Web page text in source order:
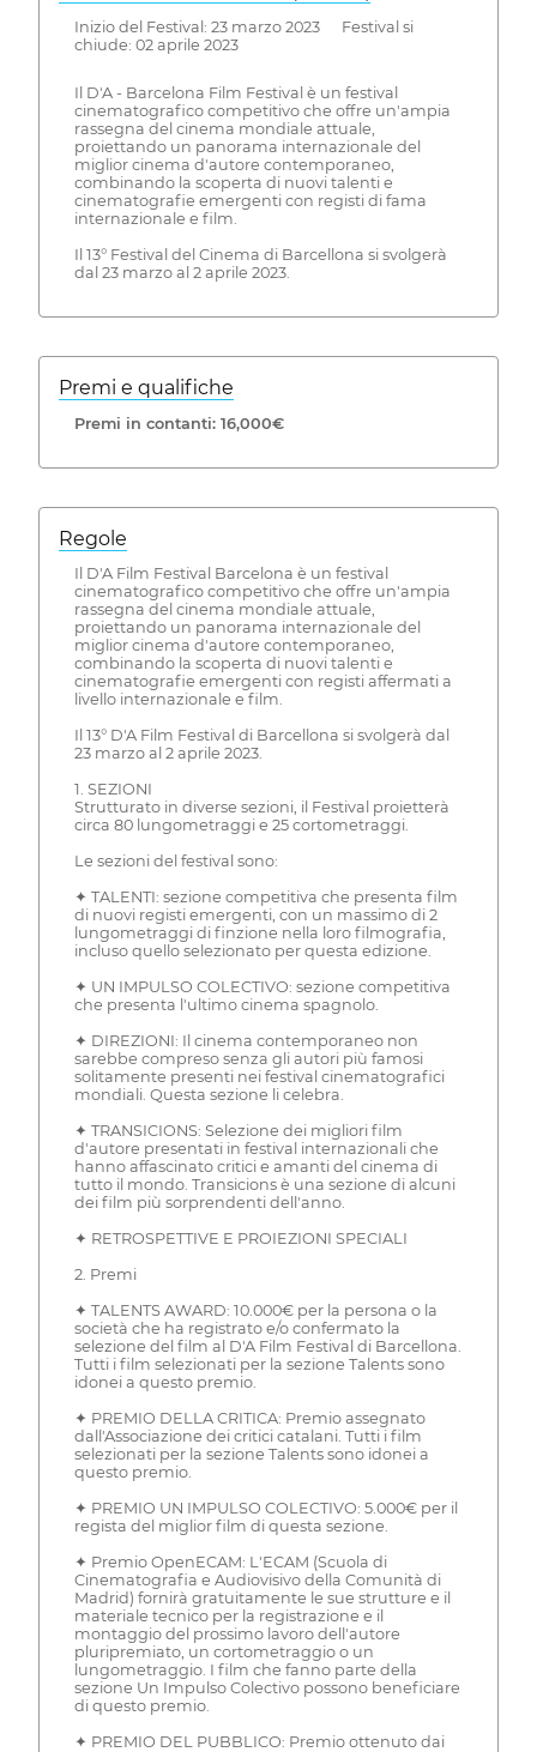
Inizio del Festival: 23 marzo 2023 Festival si
chiude: 02 aprile 2023
Il D'A - Barcelona Film Festival è un festival
cinematografico competitivo che offre un'ampia
rassegna del cinema mondiale attuale,
proiettando un panorama internazionale del
miglior cinema d'autore contemporaneo,
combinando la scoperta di nuovi talenti e
cinematografie emergenti con registi di fama
internazionale e film.
Il 13° Festival del Cinema di Barcellona si svolgerà
dal 23 marzo al 2 aprile 2023.
Premi e qualifiche
Premi in contanti: 16,000€
Regole
Il D'A Film Festival Barcelona è un festival
cinematografico competitivo che offre un'ampia
rassegna del cinema mondiale attuale,
proiettando un panorama internazionale del
miglior cinema d'autore contemporaneo,
combinando la scoperta di nuovi talenti e
cinematografie emergenti con registi affermati a
livello internazionale e film.
Il 13° D'A Film Festival di Barcellona si svolgerà dal
23 marzo al 2 aprile 2023.
1. SEZIONI
Strutturato in diverse sezioni, il Festival proietterà
circa 80 lungometraggi e 25 cortometraggi.
Le sezioni del festival sono:
✦ TALENTI: sezione competitiva che presenta film
di nuovi registi emergenti, con un massimo di 2
lungometraggi di finzione nella loro filmografia,
incluso quello selezionato per questa edizione.
✦ UN IMPULSO COLECTIVO: sezione competitiva
che presenta l'ultimo cinema spagnolo.
✦ DIREZIONI: Il cinema contemporaneo non
sarebbe compreso senza gli autori più famosi
solitamente presenti nei festival cinematografici
mondiali. Questa sezione li celebra.
✦ TRANSICIONS: Selezione dei migliori film
d'autore presentati in festival internazionali che
hanno affascinato critici e amanti del cinema di
tutto il mondo. Transicions è una sezione di alcuni
dei film più sorprendenti dell'anno.
✦ RETROSPETTIVE E PROIEZIONI SPECIALI
2. Premi
✦ TALENTS AWARD: 10.000€ per la persona o la
società che ha registrato e/o confermato la
selezione del film al D'A Film Festival di Barcellona.
Tutti i film selezionati per la sezione Talents sono
idonei a questo premio.
✦ PREMIO DELLA CRITICA: Premio assegnato
dall'Associazione dei critici catalani. Tutti i film
selezionati per la sezione Talents sono idonei a
questo premio.
✦ PREMIO UN IMPULSO COLECTIVO: 5.000€ per il
regista del miglior film di questa sezione.
✦ Premio OpenECAM: L'ECAM (Scuola di
Cinematografia e Audiovisivo della Comunità di
Madrid) fornirà gratuitamente le sue strutture e il
materiale tecnico per la registrazione e il
montaggio del prossimo lavoro dell'autore
pluripremiato, un cortometraggio o un
lungometraggio. I film che fanno parte della
sezione Un Impulso Colectivo possono beneficiare
di questo premio.
✦ PREMIO DEL PUBBLICO: Premio ottenuto dai